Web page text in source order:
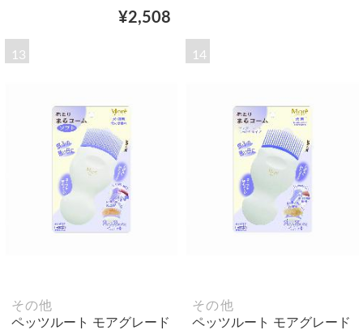
¥2,508
13
その他
ペッツルート モアグレード
14
その他
ペッツルート モアグレード